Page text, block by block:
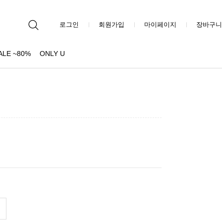
로그인 회원가입 마이페이지 장바구니
~80% ONLY U